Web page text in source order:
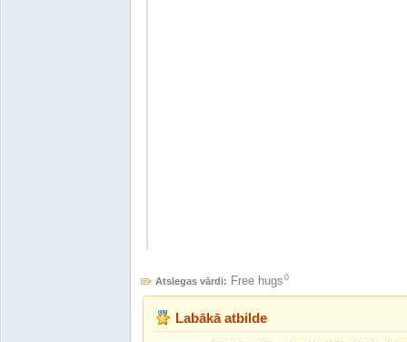
Atslegas vārdi: Free hugs 0
Labākā atbilde